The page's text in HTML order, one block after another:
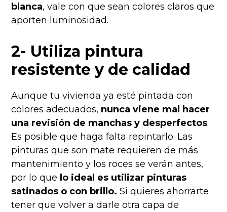
blanca, vale con que sean colores claros que
aporten luminosidad.
2- Utiliza pintura
resistente y de calidad
Aunque tu vivienda ya esté pintada con
colores adecuados, nunca viene mal hacer
una revisión de manchas y desperfectos.
Es posible que haga falta repintarlo. Las
pinturas que son mate requieren de más
mantenimiento y los roces se verán antes,
por lo que lo ideal es utilizar pinturas
satinados o con brillo. Si quieres ahorrarte
tener que volver a darle otra capa de